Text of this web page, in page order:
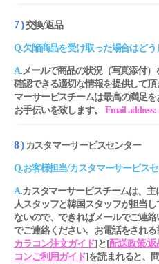
7 )交換/返品
Q.欠陥商品を受け取った場合はどう
A.メールで商品の状況（写真添付
確認できる適切な情報を提供して
マーサービスチームは最高の満足
お手伝いを致します。 Email
8 ) カスタマーサービスセンター
Q.お客様担当/カスタマーサービス
A.カスタマーサービスチームは、
人スタッフと韓国スタッフが担当
ないので、できればメールでご連
でご連絡ください。お電話をされ
カラコン注文ガイド]と[配送政策/返
コンご利用ガイド]を読まれると、